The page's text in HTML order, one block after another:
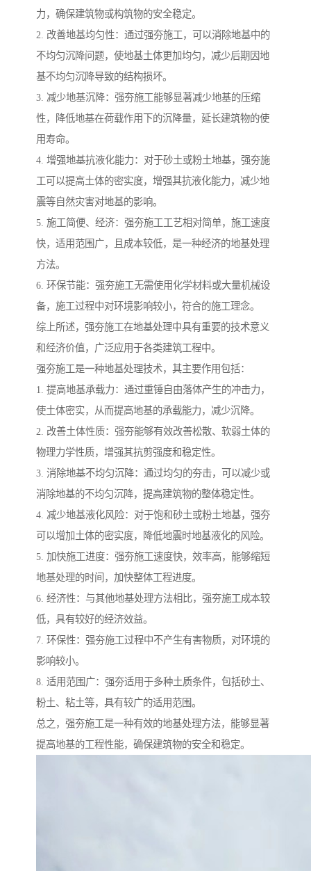
力，确保建筑物或构筑物的安全稳定。
2. 改善地基均匀性：通过强夯施工，可以消除地基中的
不均匀沉降问题，使地基土体更加均匀，减少后期因地
基不均匀沉降导致的结构损坏。
3. 减少地基沉降：强夯施工能够显著减少地基的压缩
性，降低地基在荷载作用下的沉降量，延长建筑物的使
用寿命。
4. 增强地基抗液化能力：对于砂土或粉土地基，强夯施
工可以提高土体的密实度，增强其抗液化能力，减少地
震等自然灾害对地基的影响。
5. 施工简便、经济：强夯施工工艺相对简单，施工速度
快，适用范围广，且成本较低，是一种经济的地基处理
方法。
6. 环保节能：强夯施工无需使用化学材料或大量机械设
备，施工过程中对环境影响较小，符合的施工理念。
综上所述，强夯施工在地基处理中具有重要的技术意义
和经济价值，广泛应用于各类建筑工程中。
强夯施工是一种地基处理技术，其主要作用包括：
1. 提高地基承载力：通过重锤自由落体产生的冲击力，
使土体密实，从而提高地基的承载能力，减少沉降。
2. 改善土体性质：强夯能够有效改善松散、软弱土体的
物理力学性质，增强其抗剪强度和稳定性。
3. 消除地基不均匀沉降：通过均匀的夯击，可以减少或
消除地基的不均匀沉降，提高建筑物的整体稳定性。
4. 减少地基液化风险：对于饱和砂土或粉土地基，强夯
可以增加土体的密实度，降低地震时地基液化的风险。
5. 加快施工进度：强夯施工速度快，效率高，能够缩短
地基处理的时间，加快整体工程进度。
6. 经济性：与其他地基处理方法相比，强夯施工成本较
低，具有较好的经济效益。
7. 环保性：强夯施工过程中不产生有害物质，对环境的
影响较小。
8. 适用范围广：强夯适用于多种土质条件，包括砂土、
粉土、粘土等，具有较广的适用范围。
总之，强夯施工是一种有效的地基处理方法，能够显著
提高地基的工程性能，确保建筑物的安全和稳定。